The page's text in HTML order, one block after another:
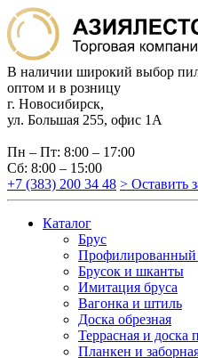
В наличии широкий выбор
оптом и в розницу
г. Новосибирск,
ул. Большая 255, офис 1А
Пн – Пт: 8:00 – 17:00
Сб: 8:00 – 15:00
+7 (383) 200 34 48 > Оставить
Каталог
Брус
Профилированный
Брусок и шканты
Имитация бруса
Вагонка и штиль
Доска обрезная
Террасная и доска
Планкен и